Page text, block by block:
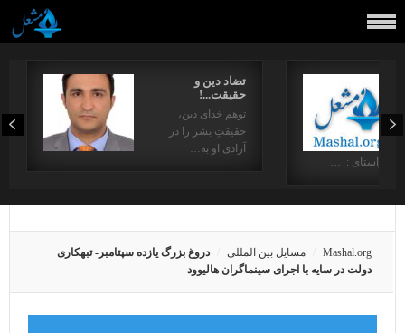
تضاد دین و
حقیقت...!
توهم خدای دین،
حقیقتِ بشر را در
آزادی او به…
در راستای : …
Mashal.org مسایل بین المللی
دروغ بزرگ یازده سپتامبر- تبهکاری
دولت در سایه با اجرای سینماگران هالیوود